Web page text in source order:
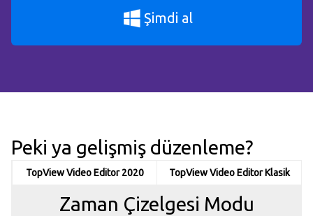
Şimdi al
Peki ya gelişmiş düzenleme?
TopView Video Editor 2020 TopView Video Editor Klasik
Zaman Çizelgesi Modu